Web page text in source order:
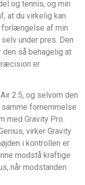
og tennis, og min
at du virkelig kan
forlængelse af min
under pres. Den
så behagelig at
er
2.5, og selvom den
fornemmelse
med Gravity Pro.
virker Gravity
i kontrollen er
modstå kraftige
når modstanden